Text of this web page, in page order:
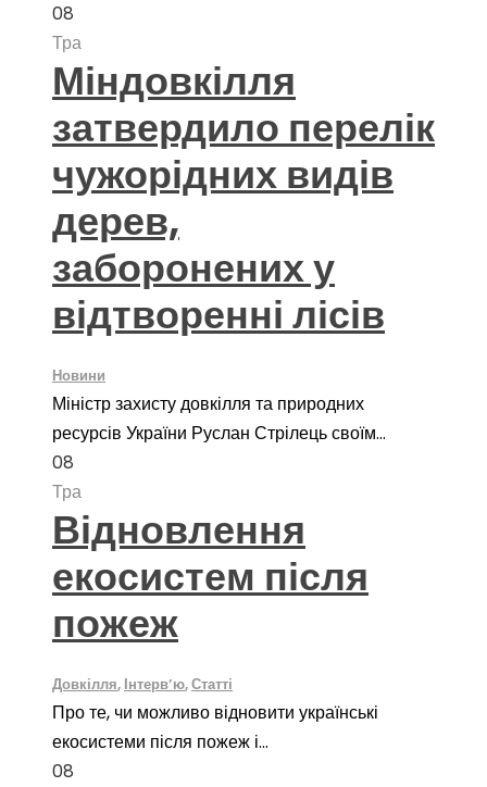
08
Тра
Міндовкілля
затвердило перелік
чужорідних видів
дерев,
заборонених у
відтворенні лісів
Новини
Міністр захисту довкілля та природних
ресурсів України Руслан Стрілець своїм...
08
Тра
Відновлення
екосистем після
пожеж
Довкілля, Інтерв’ю,Статті
Про те, чи можливо відновити українські
екосистеми після пожеж і...
08